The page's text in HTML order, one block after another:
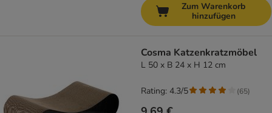
Zum Warenkorb
hinzufügen
Cosma Katzenkratzmöbel
L 50 x B 24 x H 12 cm
Rating: 4.3/5 (65)